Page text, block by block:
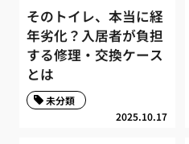
そのトイレ、本当に経
年劣化？入居者が負担
する修理・交換ケース
とは
2025.10.17
未分類